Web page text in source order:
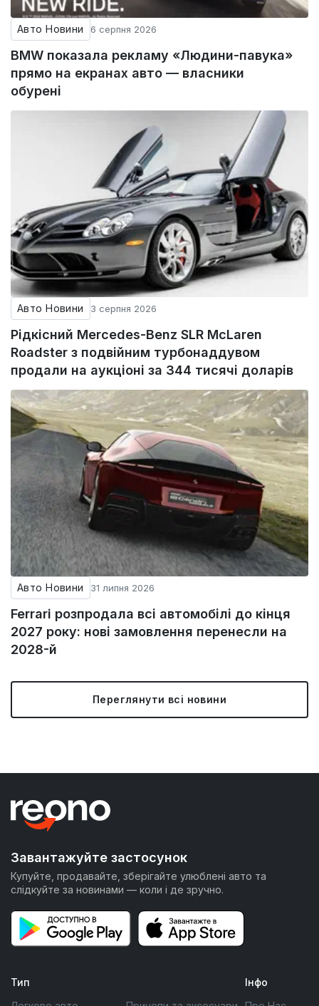
Авто Новини 6 серпня 2026
BMW показала рекламу «Людини-павука»
прямо на екранах авто — власники
обурені
Авто Новини 3 серпня 2026
Рідкісний Mercedes-Benz SLR McLaren
Roadster з подвійним турбонаддувом
продали на аукціоні за 344 тисячі доларів
Авто Новини 31 липня 2026
Ferrari розпродала всі автомобілі до кінця
2027 року: нові замовлення перенесли на
2028-й
Переглянути всі новини
Завантажуйте застосунок
Купуйте, продавайте, зберігайте улюблені авто та
слідкуйте за новинами — коли і де зручно.
Тип
Інфо